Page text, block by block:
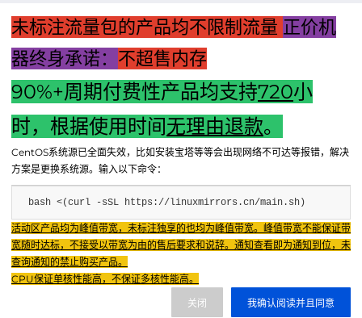
可
以
计
算
上一篇：万网主机管家服务器验证故障解析与解决方案
下一篇：电脑主机开机时风扇静音运行背后的真相及解决建议
Fenxun Tech 飞讯科技旗下云平台，相关服务主体：
重庆飞讯科技有限公司|中国电信股份有限公司荣昌分公司 提供网络服务 |
重庆飞讯科技有限公司|酷盾 提供CDN服务
渝ICP备2024034038号-1
渝公网安备50022602000851号
渝ICP证2024034038号 |
未标注流量包的产品均不限制流量 正价机
器终身承诺： 不超售内存
90%+周期付费性产品均支持720小
时，根据使用时间无理由退款。
CentOS系统源已全面失效，比如安装宝塔等等会出现网络不可达等报错，解决
方案是更换系统源。输入以下命令：
bash <(curl -sSL https://linuxmirrors.cn/main.sh)
活动区产品均为峰值带宽，未标注独享的也均为峰值带宽。峰值带宽不能保证带
宽随时达标，不接受以带宽为由的售后要求和说辞。通知查看即为通知到位，未
查询通知的禁止购买产品。
CPU保证单核性能高，不保证多核性能高。
我确认阅读并且同意
关闭